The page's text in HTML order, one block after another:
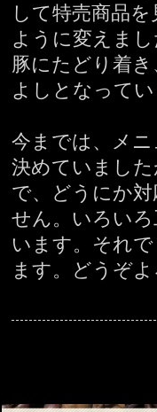
して特売商品
ように変えま
豚にたどり着
よしとなって
今までは、メ
決めていまし
で、どうにか
せん。いろい
います。それ
ます。どうぞ